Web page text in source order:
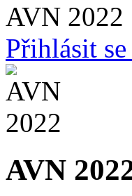
AVN 2022
Přihlásit
AVN